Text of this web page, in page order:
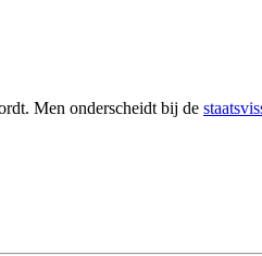
Men onderscheidt bij de